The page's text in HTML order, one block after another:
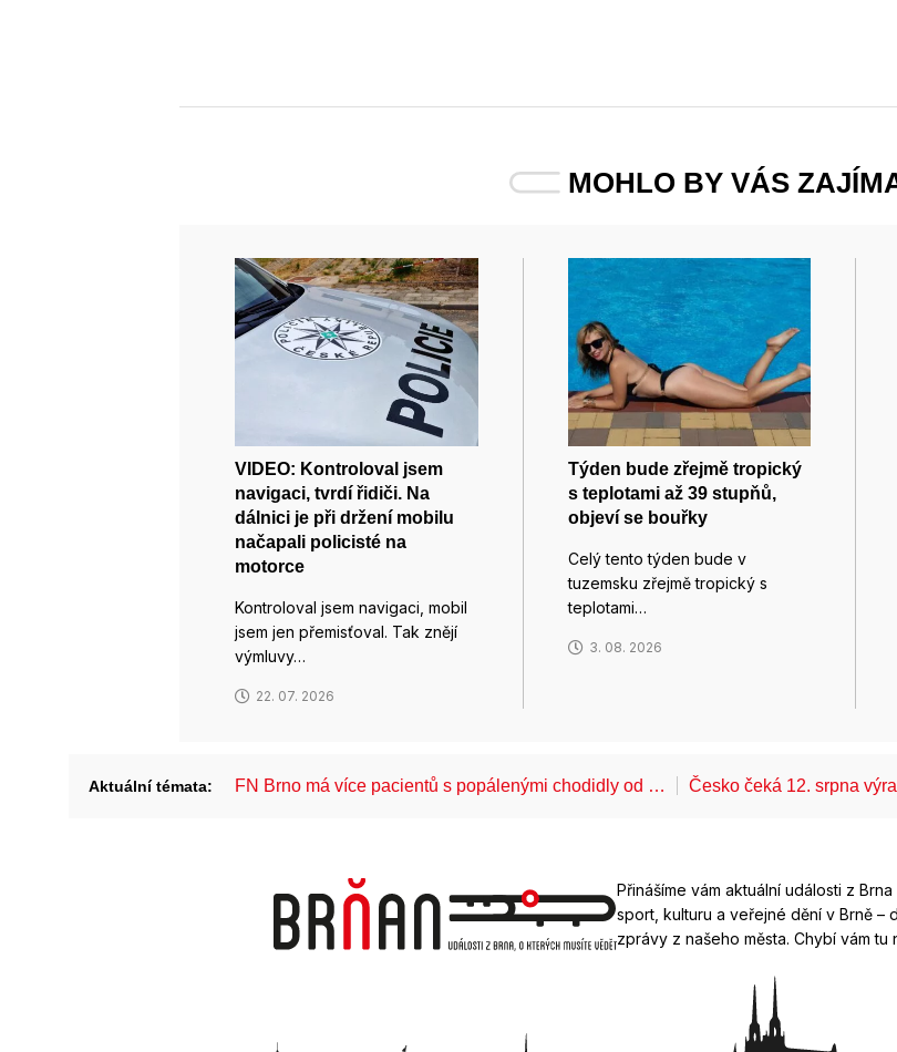
MOHLO BY VÁS
VIDEO: Kontroloval jsem
navigaci, tvrdí řidiči. Na
dálnici je při držení mobilu
načapali policisté na
motorce
Kontroloval jsem navigaci, mobil
jsem jen přemisťoval. Tak znějí
výmluvy…
22. 07. 2026
Týden bude zřejmě tropický
s teplotami až 39 stupňů,
objeví se bouřky
Celý tento týden bude v
tuzemsku zřejmě tropický s
teplotami…
3. 08. 2026
Aktuální témata: FN Brno má více pacientů s popálenými chodidly od … Česko čeká 12. srpna
Přinášíme vám aktuální události z
sport, kulturu a veřejné dění v Brně –
zprávy z našeho města. Chybí vám tu